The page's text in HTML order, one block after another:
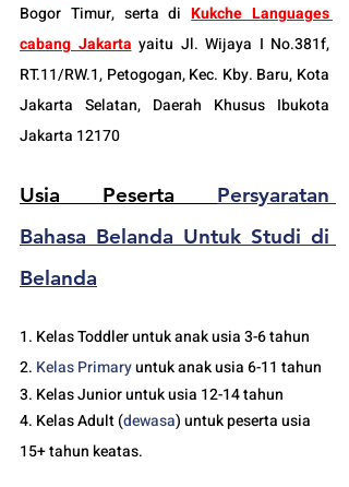
Bogor Timur, serta di Kukche Languages
cabang Jakarta yaitu Jl. Wijaya I No.381f,
RT.11/RW.1, Petogogan, Kec. Kby. Baru, Kota
Jakarta Selatan, Daerah Khusus Ibukota
Jakarta 12170
Usia Peserta Persyaratan
Bahasa Belanda Untuk Studi di
Belanda
1. Kelas Toddler untuk anak usia 3-6 tahun
2. Kelas Primary untuk anak usia 6-11 tahun
3. Kelas Junior untuk usia 12-14 tahun
4. Kelas Adult (dewasa) untuk peserta usia
15+ tahun keatas.